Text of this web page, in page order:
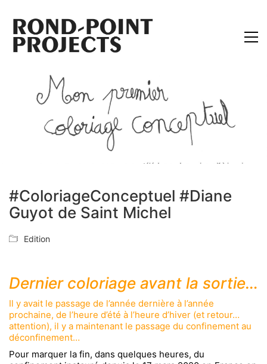
#ColoriageConceptuel #Diane
Guyot de Saint Michel
Edition
Dernier coloriage avant la sortie…
Il y avait le passage de l’année dernière à l’année
prochaine, de l’heure d’été à l’heure d’hiver (et retour…
attention), il y a maintenant le passage du confinement au
déconfinement…
Pour marquer la fin, dans quelques heures, du